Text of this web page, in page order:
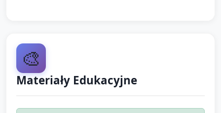
🎨
Materiały Edukacyjne